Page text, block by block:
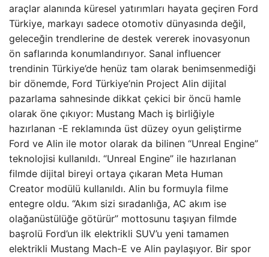
araçlar alanında küresel yatırımları hayata geçiren Ford
Türkiye, markayı sadece otomotiv dünyasında değil,
geleceğin trendlerine de destek vererek inovasyonun
ön saflarında konumlandırıyor. Sanal influencer
trendinin Türkiye’de henüz tam olarak benimsenmediği
bir dönemde, Ford Türkiye’nin Project Alin dijital
pazarlama sahnesinde dikkat çekici bir öncü hamle
olarak öne çıkıyor: Mustang Mach iş birliğiyle
hazırlanan -E reklamında üst düzey oyun geliştirme
Ford ve Alin ile motor olarak da bilinen “Unreal Engine”
teknolojisi kullanıldı. “Unreal Engine” ile hazırlanan
filmde dijital bireyi ortaya çıkaran Meta Human
Creator modülü kullanıldı. Alin bu formuyla filme
entegre oldu. “Akım sizi sıradanlığa, AC akım ise
olağanüstülüğe götürür” mottosunu taşıyan filmde
başrolü Ford’un ilk elektrikli SUV’u yeni tamamen
elektrikli Mustang Mach-E ve Alin paylaşıyor. Bir spor